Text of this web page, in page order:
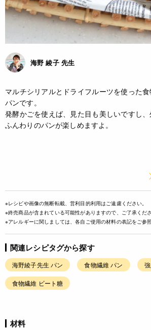
海野 綾子 先生
マルチシリアルとドライフルーツを使った
パンです。
発酵かごを使えば、見た目も美しいですし
ふんわりのパンが楽しめますよ。
※レシピや画像の無断転載、営利目的利用はご遠慮ください。
※終売商品が含まれている可能性がありますので、ご了承くださ
※アレルギーに関しましては、各自ご使用の材料の表記をご参照
関連レシピタグから探す
海野綾子先生 パン 食物繊維 パン
食物繊維 ビート糖
材料